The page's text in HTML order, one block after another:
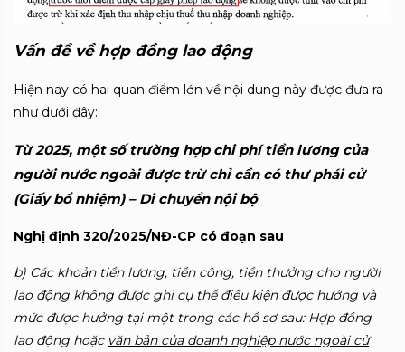
Vấn đề về hợp đồng lao động
Hiện nay có hai quan điểm lớn về nội dung này được đưa ra
như dưới đây:
Từ 2025, một số trường hợp chi phí tiền lương của
người nước ngoài được trừ chỉ cần có thư phái cử
(Giấy bổ nhiệm) – Di chuyển nội bộ
Nghị định 320/2025/NĐ-CP có đoạn sau
b) Các khoản tiền lương, tiền công, tiền thưởng cho người
lao động không được ghi cụ thể điều kiện được hưởng và
mức được hưởng tại một trong các hồ sơ sau: Hợp đồng
lao động hoặc văn bản của doanh nghiệp nước ngoài cử